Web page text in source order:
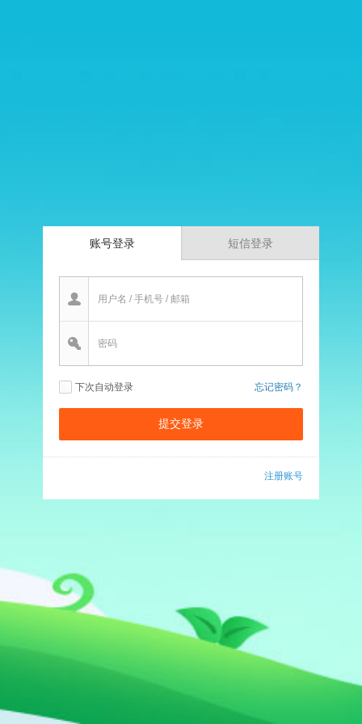
账号登录 短信登录
用户名 / 手机号 / 邮箱
密码
下次自动登录 忘记密码？
注册账号